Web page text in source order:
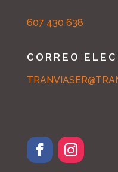
607 430 638
CORREO